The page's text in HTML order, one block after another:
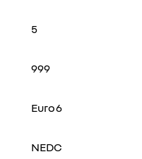
5
999
Euro6
NEDC